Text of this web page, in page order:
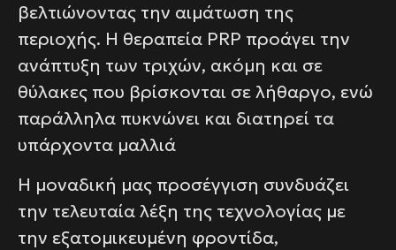
βελτιώνοντας την αιμάτωση της
περιοχής. Η θεραπεία PRP προάγει την
ανάπτυξη των τριχών, ακόμη και σε
θύλακες που βρίσκονται σε λήθαργο, ενώ
παράλληλα πυκνώνει και διατηρεί τα
υπάρχοντα μαλλιά
Η μοναδική μας προσέγγιση συνδυάζει
την τελευταία λέξη της τεχνολογίας με
την εξατομικευμένη φροντίδα,